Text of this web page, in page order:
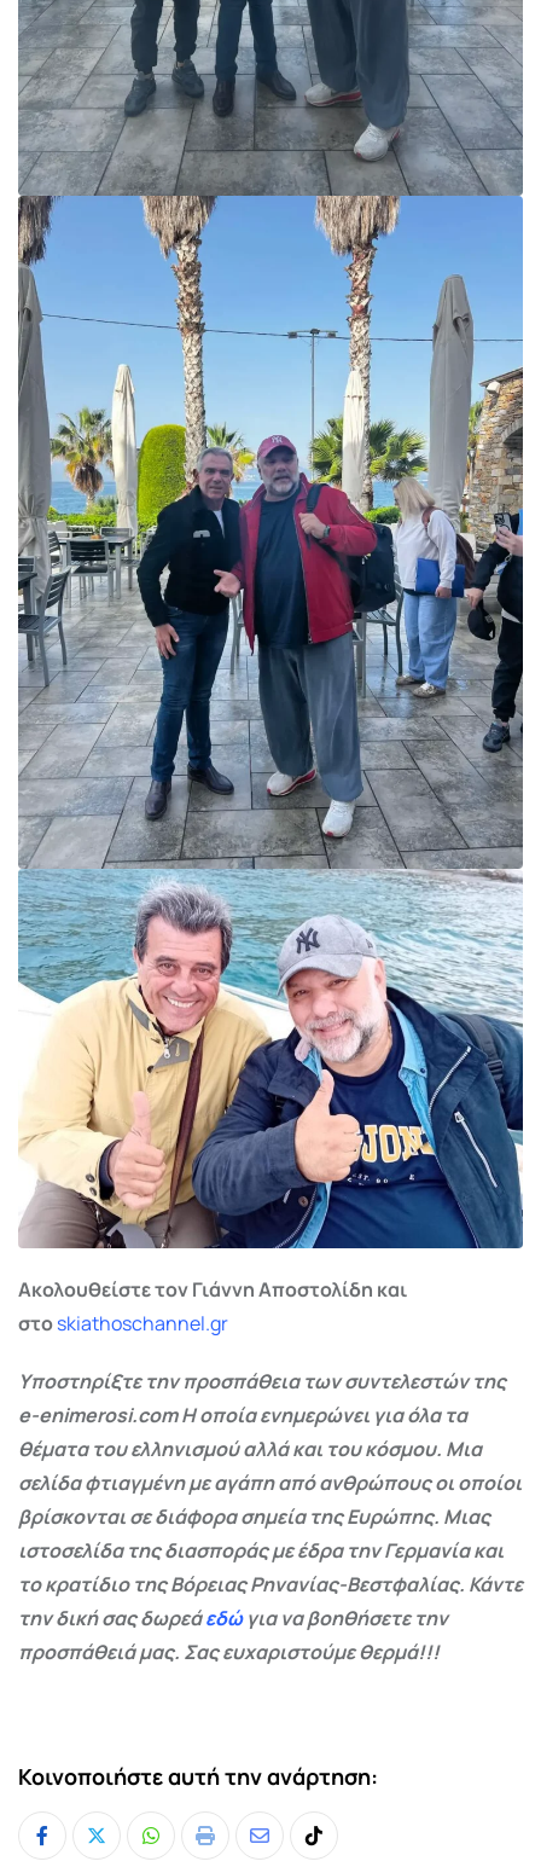
Ακολουθείστε τον Γιάννη Αποστολίδη και
στοskiathoschannel.gr
Υποστηρίξτε την προσπάθεια των συντελεστών της
e-enimerosi.com Η οποία ενημερώνει για όλα τα
θέματα του ελληνισμού αλλά και του κόσμου. Μια
σελίδα φτιαγμένη με αγάπη από ανθρώπους οι οποίοι
βρίσκονται σε διάφορα σημεία της Ευρώπης. Μιας
ιστοσελίδα της διασποράς με έδρα την Γερμανία και
το κρατίδιο της Βόρειας Ρηνανίας-Βεστφαλίας. Κάντε
την δική σας δωρεάεδώγια να βοηθήσετε την
προσπάθειά μας. Σας ευχαριστούμε θερμά!!!
Κοινοποιήστε αυτή την ανάρτηση:
Whatsapp
Print
ShareTiktok